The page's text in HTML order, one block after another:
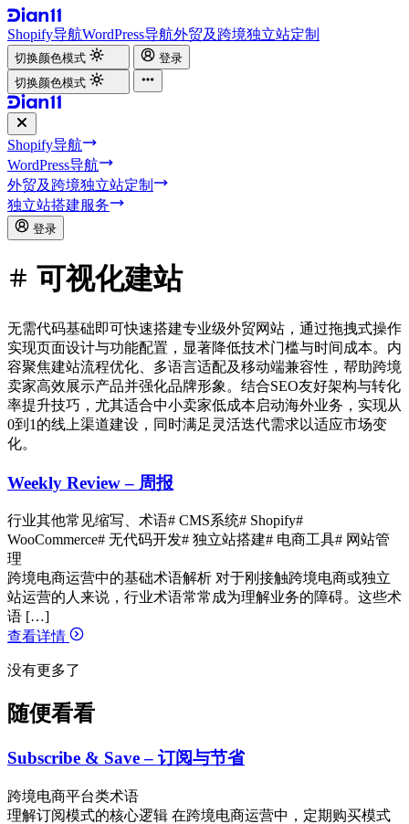
Shopify导航WordPress导航外贸及跨境独立站定制
切换颜色模式
登录
切换颜色模式
Shopify导航
WordPress导航
外贸及跨境独立站定制
独立站搭建服务
登录
可视化建站
无需代码基础即可快速搭建专业级外贸网站，通过拖拽式操作
实现页面设计与功能配置，显著降低技术门槛与时间成本。内
容聚焦建站流程优化、多语言适配及移动端兼容性，帮助跨境
卖家高效展示产品并强化品牌形象。结合SEO友好架构与转化
率提升技巧，尤其适合中小卖家低成本启动海外业务，实现从
0到1的线上渠道建设，同时满足灵活迭代需求以适应市场变
化。
Weekly Review – 周报
行业其他常见缩写、术语# CMS系统# Shopify#
WooCommerce# 无代码开发# 独立站搭建# 电商工具# 网站管
理
跨境电商运营中的基础术语解析 对于刚接触跨境电商或独立
站运营的人来说，行业术语常常成为理解业务的障碍。这些术
语 […]
查看详情
没有更多了
随便看看
Subscribe & Save – 订阅与节省
跨境电商平台类术语
理解订阅模式的核心逻辑 在跨境电商运营中，定期购买模式